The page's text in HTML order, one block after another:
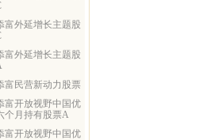
富外延增长主题股
富外延增长主题股
富民营新动力股票
富开放视野中国优
个月持有股票A
富开放视野中国优